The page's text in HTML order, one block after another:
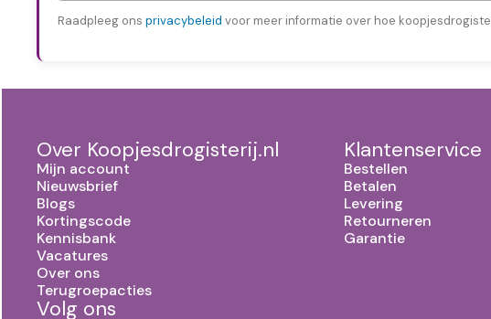
Raadpleeg ons privacybeleid voor meer informatie over hoe
Over Koopjesdrogisterij.nl
Mijn account
Nieuwsbrief
Blogs
Kortingscode
Kennisbank
Vacatures
Over ons
Terugroepacties
Volg ons
Klantenservice
Bestellen
Betalen
Levering
Retourneren
Garantie